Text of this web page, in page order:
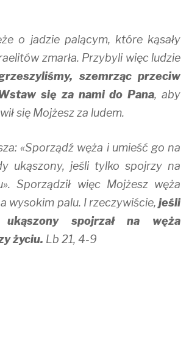
o jadzie palącym, które kąsały
zmarła. Przybyli więc ludzie
szemrząc przeciw
się za nami do Pana, aby
się Mojżesz za ludem.
«Sporządź węża i umieść go na
ukąszony, jeśli tylko spojrzy na
Sporządził więc Mojżesz węża
wysokim palu. I rzeczywiście, jeśli
spojrzał na węża
życiu. Lb 21, 4-9